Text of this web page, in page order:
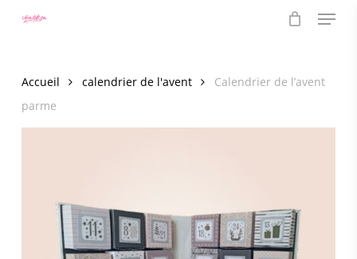
Menu
Accueil calendrier de l'avent
Calendrier de l’avent
parme